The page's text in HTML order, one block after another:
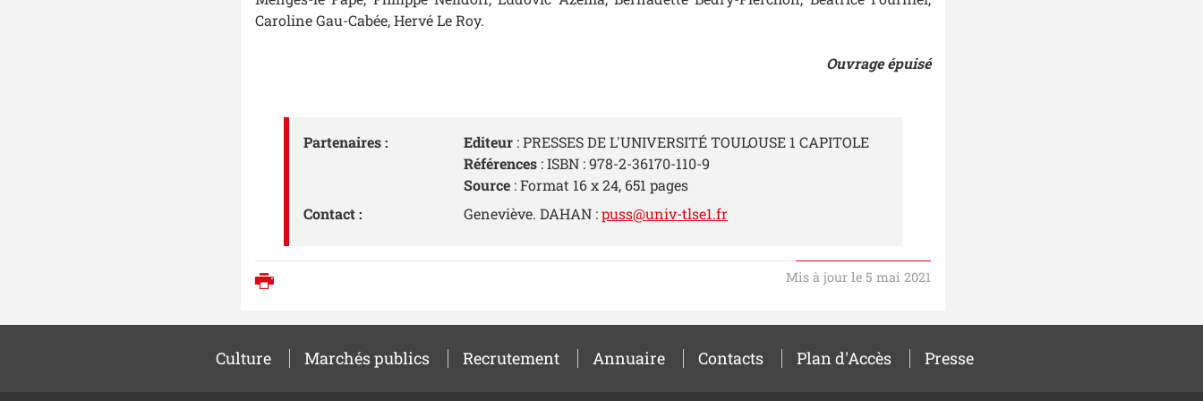
Caroline Gau-Cabée, Hervé Le Roy.
Ouvrage épuisé
Partenaires : Editeur : PRESSES DE L'UNIVERSITÉ TOULOUSE 1 CAPITOLE
Références : ISBN : 978-2-36170-110-9
Source : Format 16 x 24, 651 pages
Contact :
Geneviève. DAHAN :puss@univ-tlse1.fr
Mis à jour le 5 mai 2021
Culture Marchés publics Recrutement Annuaire Contacts Plan d'Accès Presse